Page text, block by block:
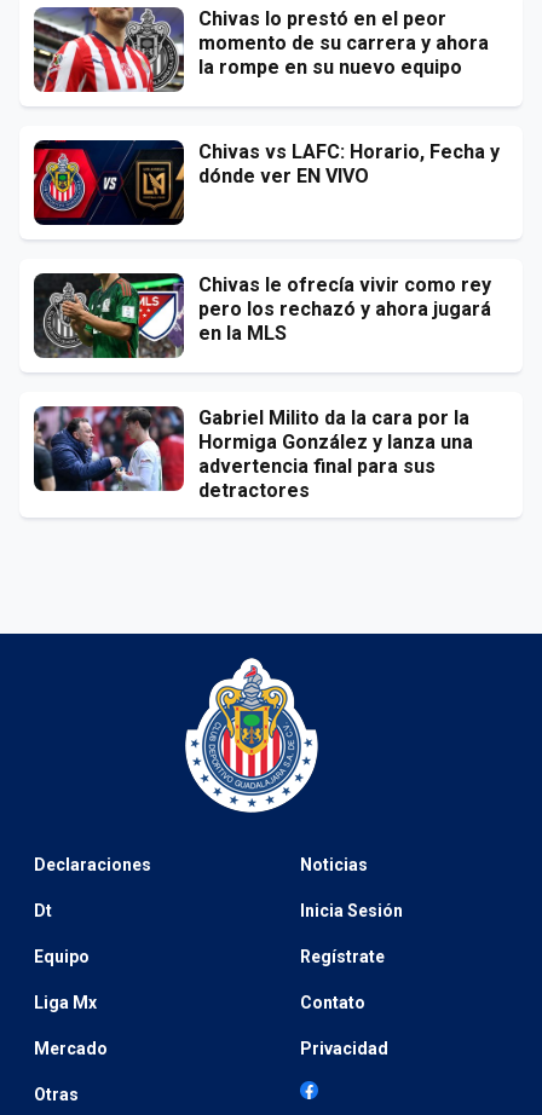
Chivas lo prestó en el peor
momento de su carrera y ahora
la rompe en su nuevo equipo
Chivas vs LAFC: Horario, Fecha y
dónde ver EN VIVO
Chivas le ofrecía vivir como rey
pero los rechazó y ahora jugará
en la MLS
Gabriel Milito da la cara por la
Hormiga González y lanza una
advertencia final para sus
detractores
Declaraciones
Dt
Equipo
Liga Mx
Mercado
Otras
Noticias
Inicia Sesión
Regístrate
Contato
Privacidad